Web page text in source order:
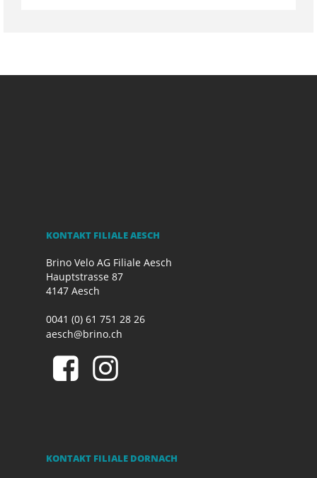
KONTAKT FILIALE AESCH
Brino Velo AG Filiale Aesch
Hauptstrasse 87
4147 Aesch
0041 (0) 61 751 28 26
aesch@brino.ch
KONTAKT FILIALE DORNACH